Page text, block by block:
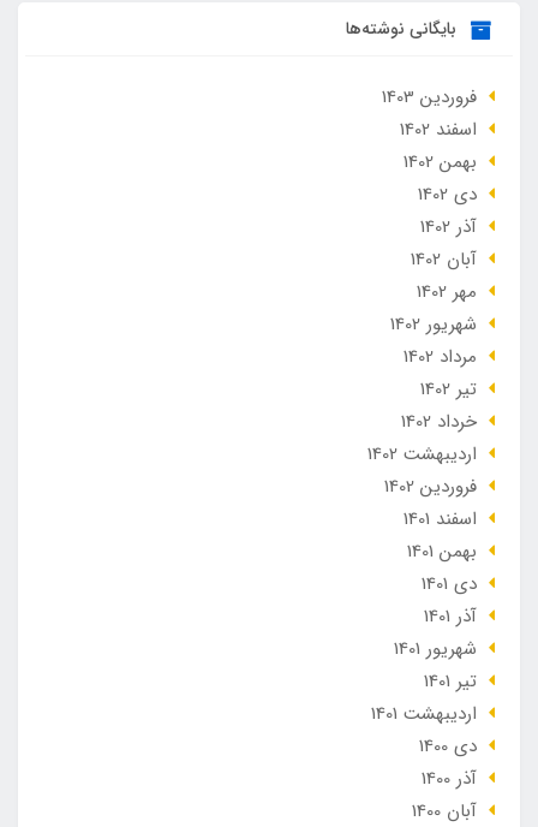
بایگانی نوشته‌ها
فروردین 1403
اسفند 1402
بهمن 1402
دی 1402
آذر 1402
آبان 1402
مهر 1402
شهریور 1402
مرداد 1402
تير 1402
خرداد 1402
ارديبهشت 1402
فروردین 1402
اسفند 1401
بهمن 1401
دی 1401
آذر 1401
شهریور 1401
تير 1401
ارديبهشت 1401
دی 1400
آذر 1400
آبان 1400